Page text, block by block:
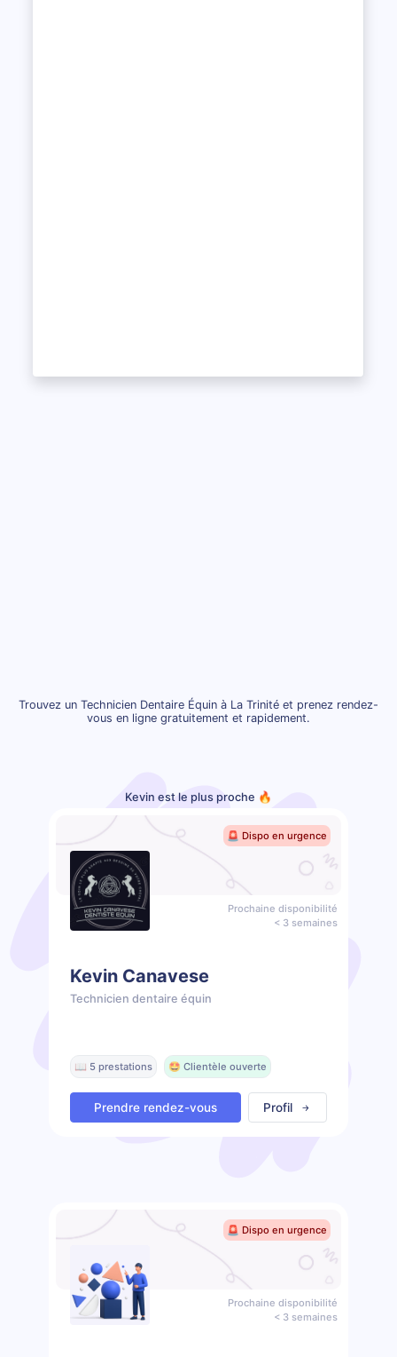
Trouvez un Technicien Dentaire Équin à La Trinité et prenez rendez-
vous en ligne gratuitement et rapidement.
Kevin est le plus proche 🔥
🚨 Dispo en urgence
Prochaine disponibilité
< 3 semaines
Kevin Canavese
Technicien dentaire équin
📖 5 prestations 🤩 Clientèle ouverte
Prendre rendez-vous Profil
🚨 Dispo en urgence
Prochaine disponibilité
< 3 semaines